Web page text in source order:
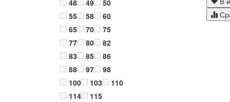
48
49
50
55
58
60
65
70
75
77
80
82
83
85
86
88
97
98
100
103
110
114
115